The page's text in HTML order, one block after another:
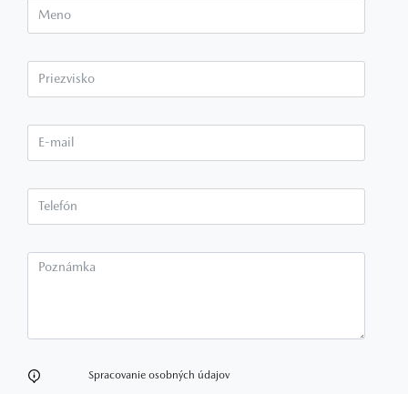
Spracovanie osobných údajov